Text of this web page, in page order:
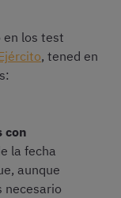
en los test
, tened en
con
la fecha
aunque
necesario